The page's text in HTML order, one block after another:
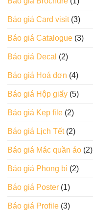
Báo giá Card visit(3)
Báo giá Catalogue (3)
Báo giá Decal (2)
Báo giá Hoá đơn (4)
Báo giá Hộp giấy (5)
Báo giá Kẹp file (2)
Báo giá Lịch Tết(2)
Báo giá Mác quần áo (2)
Báo giá Phong bì (2)
Báo giá Poster (1)
Báo giá Profile (3)